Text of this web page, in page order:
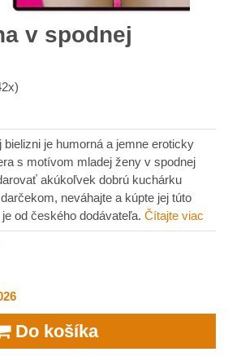
v spodnej
x)
je humorná a jemne eroticky
s motívom mladej ženy v spodnej
akúkoľvek dobrú kuchárku
neváhajte a kúpte jej túto
od českého dodávateľa. Čítajte viac
Do košíka